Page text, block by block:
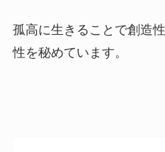
孤高に生きることで創造
性を秘めています。